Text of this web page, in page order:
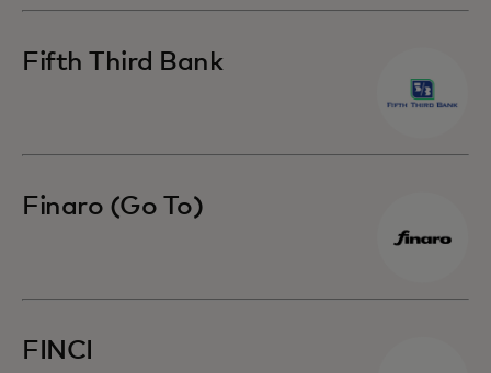
Fifth Third Bank
Finaro (Go To)
FINCI